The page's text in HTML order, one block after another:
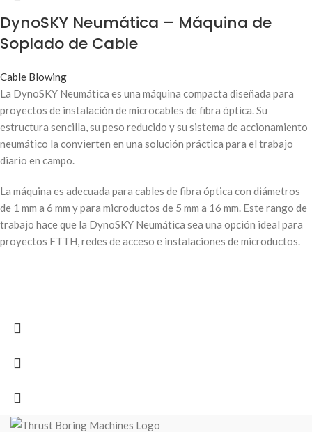
DynoSKY Neumática – Máquina de
Soplado de Cable
Cable Blowing
La DynoSKY Neumática es una máquina compacta diseñada para
proyectos de instalación de microcables de fibra óptica. Su
estructura sencilla, su peso reducido y su sistema de accionamiento
neumático la convierten en una solución práctica para el trabajo
diario en campo.
La máquina es adecuada para cables de fibra óptica con diámetros
de 1 mm a 6 mm y para microductos de 5 mm a 16 mm. Este rango de
trabajo hace que la DynoSKY Neumática sea una opción ideal para
proyectos FTTH, redes de acceso e instalaciones de microductos.